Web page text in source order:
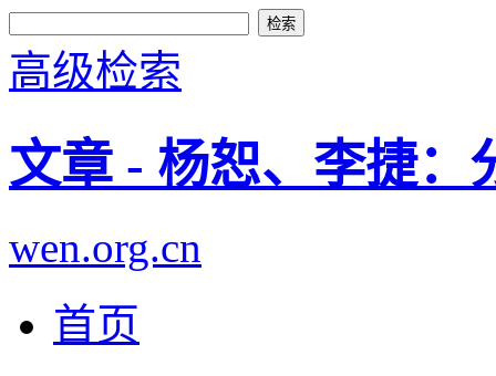
高级检索
文章 - 杨恕、李捷：
wen.org.cn
首页